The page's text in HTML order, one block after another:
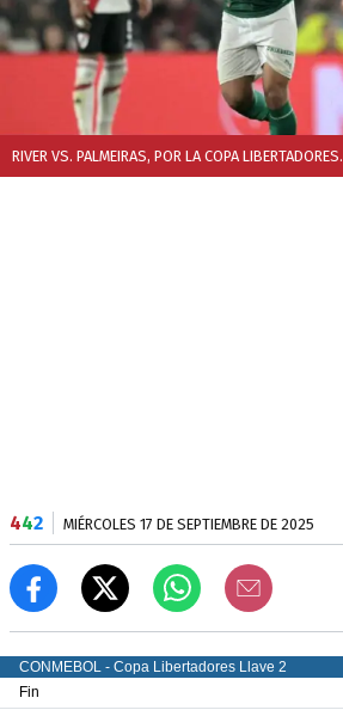
RIVER VS. PALMEIRAS, POR LA COPA LIBERTADORES.
442 MIÉRCOLES 17 DE SEPTIEMBRE DE 2025